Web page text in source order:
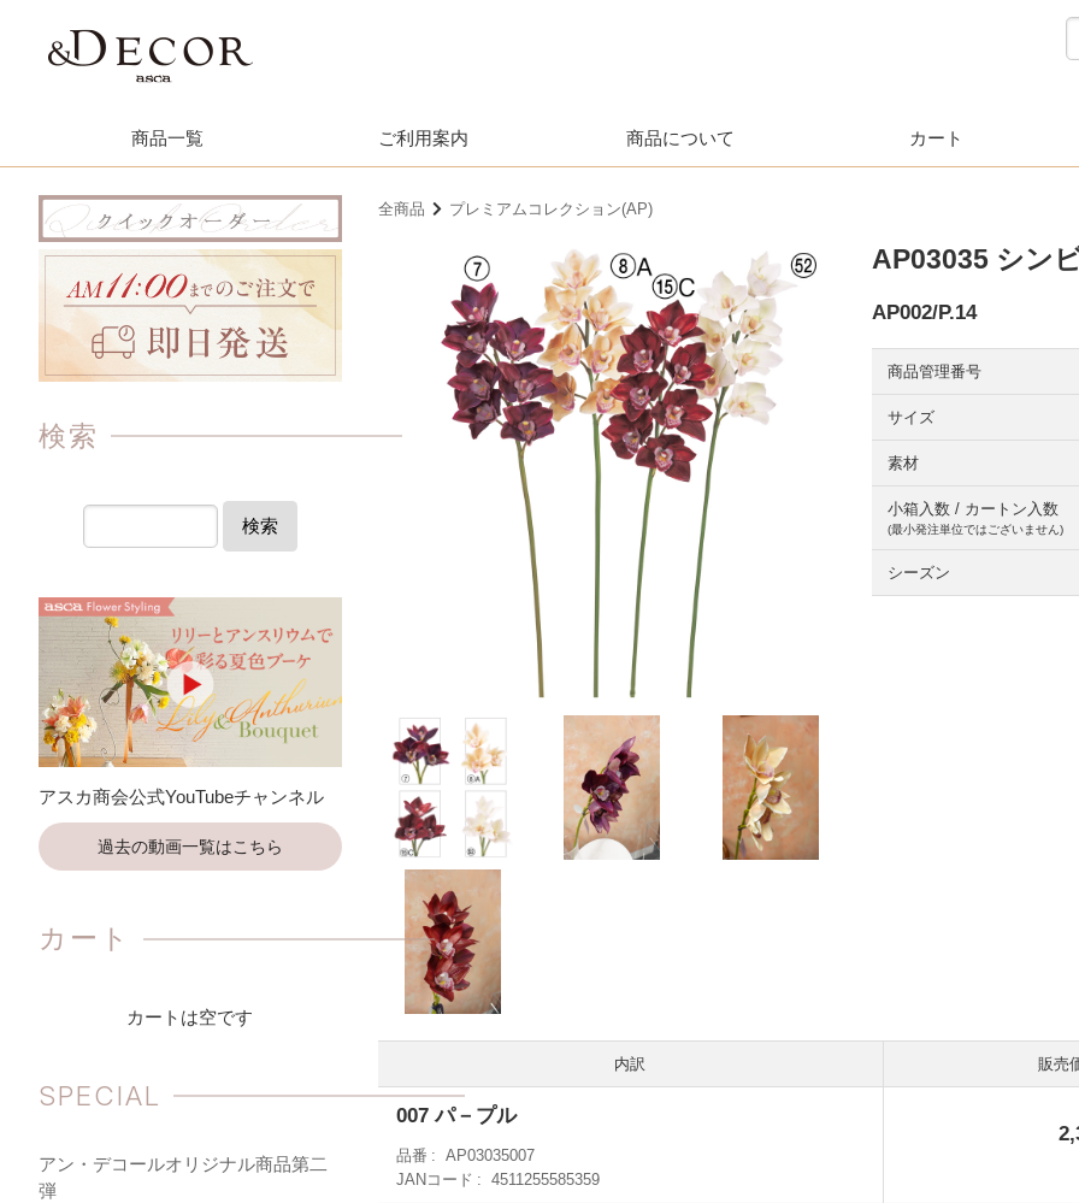
商品一覧 ご利用案内 商品について カート
全商品 プレミアムコレクション(AP)
AP03035 シン
AP002/P.14
商品管理番号
サイズ
素材
小箱入数 / カートン入数
(最小発注単位ではございません)
シーズン
内訳 販売
007 パ－プル
品番
AP03035007
JANコード
4511255585359
検索
検索
アスカ商会公式YouTubeチャンネル
過去の動画一覧はこちら
カート
カートは空です
SPECIAL
アン・デコールオリジナル商品第二
弾